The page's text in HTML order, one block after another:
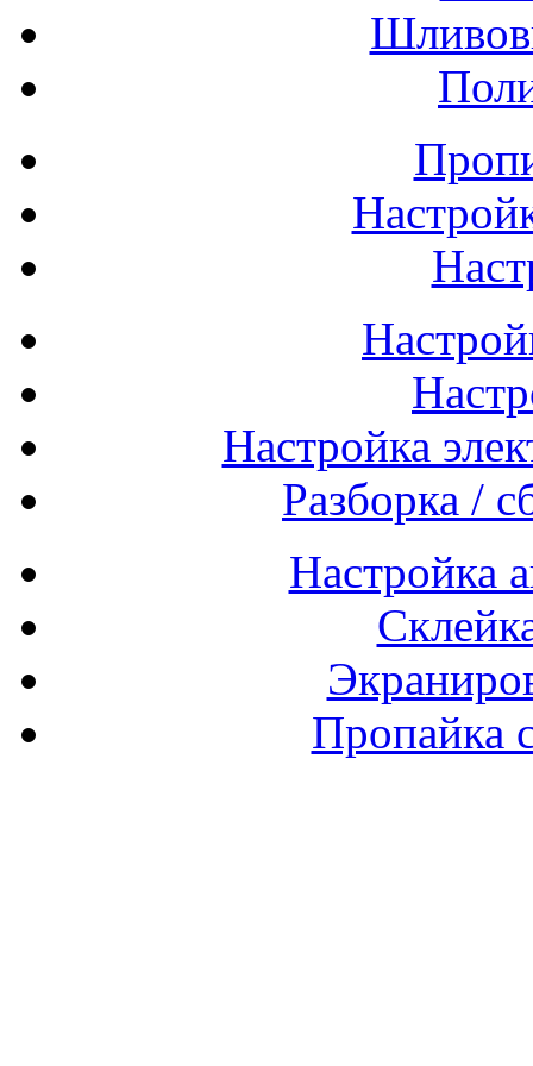
Настройка
Разборка /
Настройка
Пропайка